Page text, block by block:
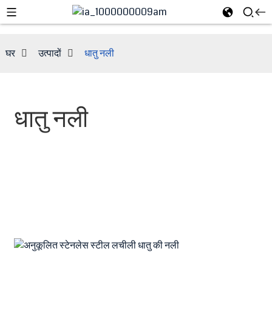
घर उत्पादों धातु नली
धातु नली